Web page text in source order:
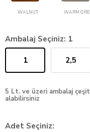
WALNUT WARM
Ambalaj Seçiniz: 1
1 2,5
5 Lt. ve üzeri ambalaj
alabilirsiniz
Adet Seçiniz: